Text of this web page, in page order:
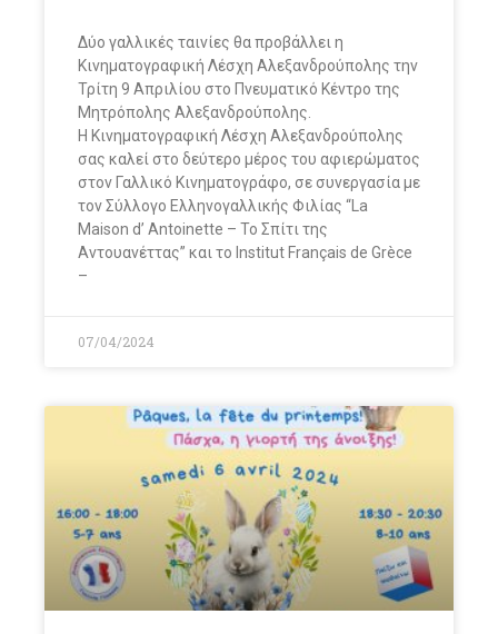
Δύο γαλλικές ταινίες θα προβάλλει η
Κινηματογραφική Λέσχη Αλεξανδρούπολης την
Τρίτη 9 Απριλίου στο Πνευματικό Κέντρο της
Μητρόπολης Αλεξανδρούπολης.
Η Κινηματογραφική Λέσχη Αλεξανδρούπολης
σας καλεί στο δεύτερο μέρος του αφιερώματος
στον Γαλλικό Κινηματογράφο, σε συνεργασία με
τον Σύλλογο Ελληνογαλλικής Φιλίας “La
Maison d’ Antoinette – Το Σπίτι της
Αντουανέττας” και το Institut Français de Grèce
–
07/04/2024